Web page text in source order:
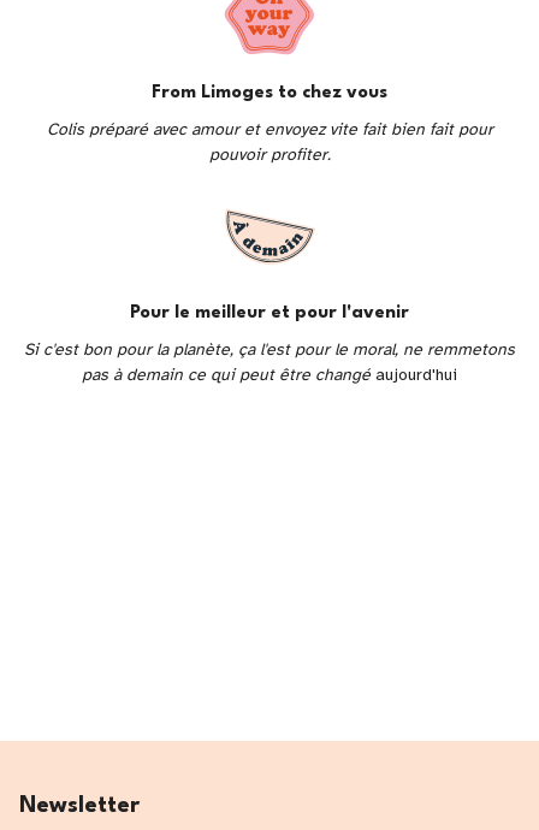
From Limoges to chez vous
Colis préparé avec amour et envoyez vite fait bien fait pour
pouvoir profiter.
Pour le meilleur et pour l'avenir
Si c'est bon pour la planète, ça l'est pour le moral, ne remmetons
pas à demain ce qui peut être changéaujourd'hui
Newsletter